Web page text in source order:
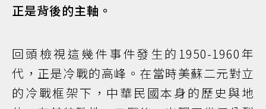
正是背後的主軸。
回頭檢視這幾件事件發生的1950-1960年
代，正是冷戰的高峰。在當時美蘇二元對立
的冷戰框架下，中華民國本身的歷史與地